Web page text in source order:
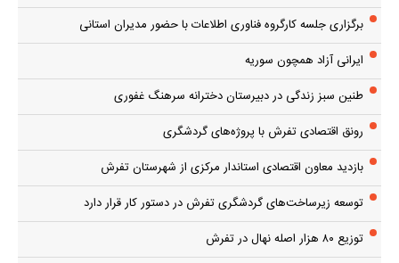
برگزاری جلسه کارگروه فناوری اطلاعات با حضور مدیران استانی
ایرانی آزاد همچون سوریه
طنین سبز زندگی در دبیرستان دخترانه سرهنگ غفوری
رونق اقتصادی تفرش با پروژه‌های گردشگری
بازدید معاون اقتصادی استاندار مرکزی از شهرستان تفرش
توسعه زیرساخت‌های گردشگری تفرش در دستور کار قرار دارد
توزیع ۸۰ هزار اصله نهال در تفرش